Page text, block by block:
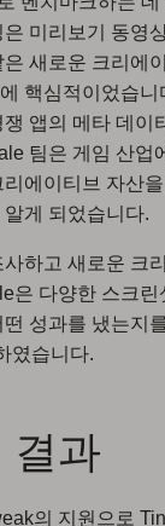
미리보기 동영
새로운 크리에
핵심적이었습니
앱의 메타 데이
팀은 게임 산업
에이티브 자산
게 되었습니다.
하고 새로운 크
은 다양한 스크린
성과를 냈는지
였습니다.
결과
의 지원으로